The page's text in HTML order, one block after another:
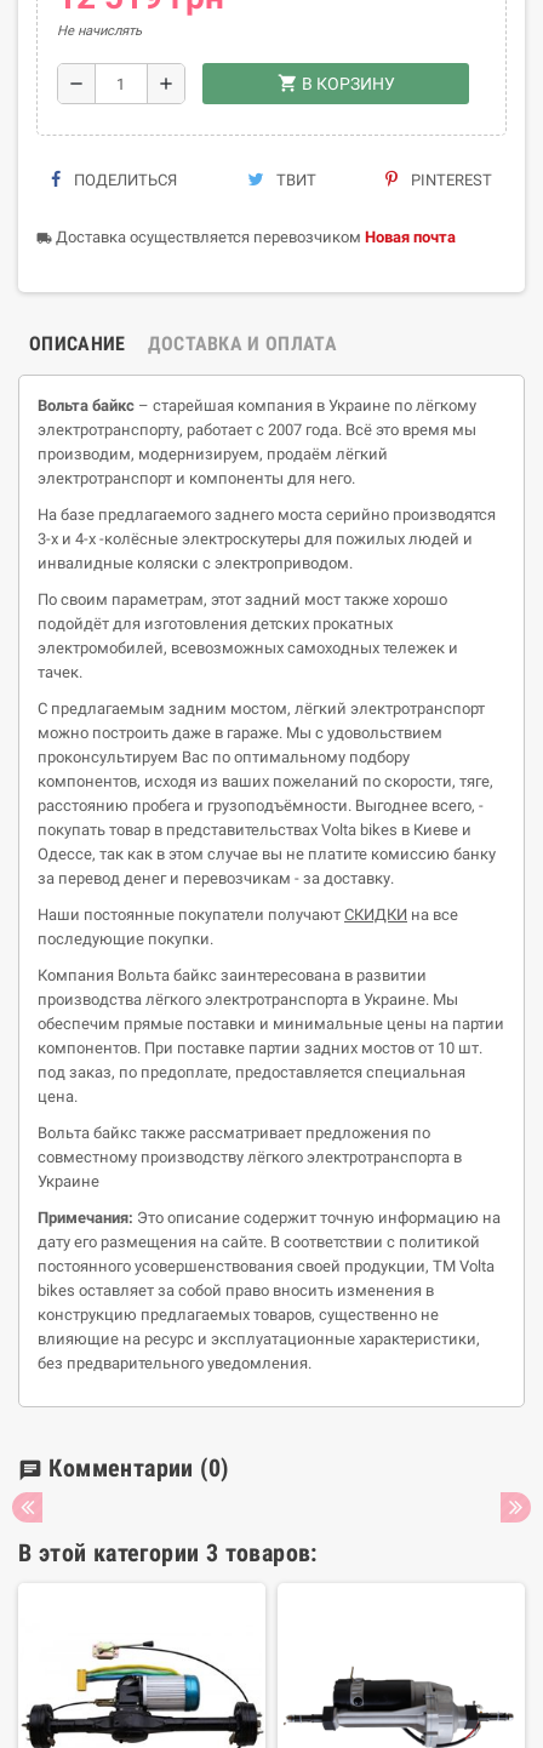
Не начислять
remove add shopping_cart В КОРЗИНУ
ПОДЕЛИТЬСЯ ТВИТ PINTEREST
local_shipping Доставка осуществляется перевозчиком Новая почта
ОПИСАНИЕ ДОСТАВКА И ОПЛАТА
Вольта байкс – старейшая компания в Украине по лёгкому
электротранспорту, работает с 2007 года. Всё это время мы
производим, модернизируем, продаём лёгкий
электротранспорт и компоненты для него.
На базе предлагаемого заднего моста серийно производятся
3-х и 4-х -колёсные электроскутеры для пожилых людей и
инвалидные коляски с электроприводом.
По своим параметрам, этот задний мост также хорошо
подойдёт для изготовления детских прокатных
электромобилей, всевозможных самоходных тележек и
тачек.
С предлагаемым задним мостом, лёгкий электротранспорт
можно построить даже в гараже. Мы с удовольствием
проконсультируем Вас по оптимальному подбору
компонентов, исходя из ваших пожеланий по скорости, тяге,
расстоянию пробега и грузоподъёмности. Выгоднее всего, -
покупать товар в представительствах Volta bikes в Киеве и
Одессе, так как в этом случае вы не платите комиссию банку
за перевод денег и перевозчикам - за доставку.
Наши постоянные покупатели получают СКИДКИ на все
последующие покупки.
Компания Вольта байкс заинтересована в развитии
производства лёгкого электротранспорта в Украине. Мы
обеспечим прямые поставки и минимальные цены на партии
компонентов. При поставке партии задних мостов от 10 шт.
под заказ, по предоплате, предоставляется специальная
цена.
Вольта байкс также рассматривает предложения по
совместному производству лёгкого электротранспорта в
Украине
Примечания: Это описание содержит точную информацию на
дату его размещения на сайте. В соответствии с политикой
постоянного усовершенствования своей продукции, ТМ Volta
bikes оставляет за собой право вносить изменения в
конструкцию предлагаемых товаров, существенно не
влияющие на ресурс и эксплуатационные характеристики,
без предварительного уведомления.
chat Комментарии (0)
В этой категории 3 товаров: